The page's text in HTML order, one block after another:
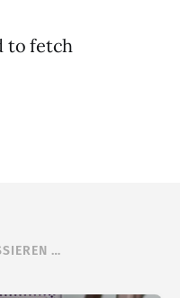
to fetch
…